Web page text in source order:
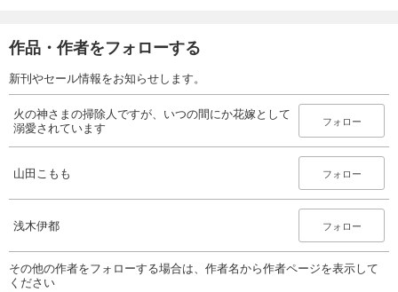
作品・作者をフォローする
新刊やセール情報をお知らせします。
火の神さまの掃除人ですが、いつの間にか花嫁として
溺愛されています
フォロー
山田こもも フォロー
浅木伊都 フォロー
その他の作者をフォローする場合は、作者名から作者ページを表示して
ください